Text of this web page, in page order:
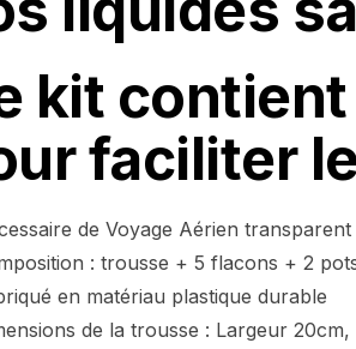
kit
faciliter
de Voyage Aérien transparent
: trousse + 5 flacons + 2
en matériau plastique durable
de la trousse : Largeur